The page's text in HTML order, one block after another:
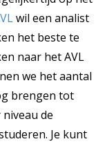
wil een analist
het beste te
naar het AVL
we het aantal
brengen tot
de
Je kunt